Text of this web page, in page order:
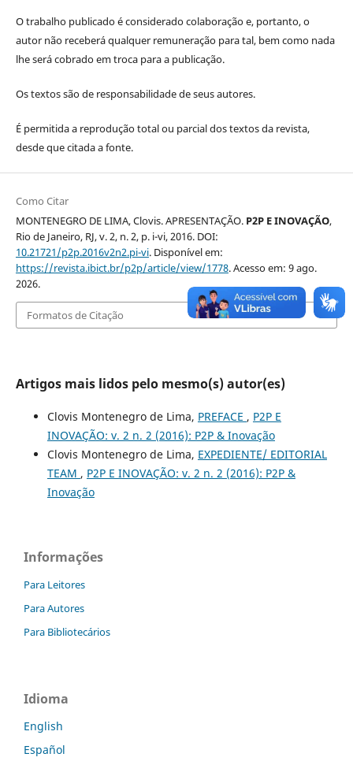
O trabalho publicado é considerado colaboração e, portanto, o
autor não receberá qualquer remuneração para tal, bem como nada
lhe será cobrado em troca para a publicação.
Os textos são de responsabilidade de seus autores.
É permitida a reprodução total ou parcial dos textos da revista,
desde que citada a fonte.
Como Citar
MONTENEGRO DE LIMA, Clovis. APRESENTAÇÃO. P2P E INOVAÇÃO,
Rio de Janeiro, RJ, v. 2, n. 2, p. i-vi, 2016. DOI:
10.21721/p2p.2016v2n2.pi-vi. Disponível em:
https://revista.ibict.br/p2p/article/view/1778. Acesso em: 9 ago.
2026.
Formatos de Citação
Artigos mais lidos pelo mesmo(s) autor(es)
Clovis Montenegro de Lima, PREFACE , P2P E
INOVAÇÃO: v. 2 n. 2 (2016): P2P & Inovação
Clovis Montenegro de Lima, EXPEDIENTE/ EDITORIAL
TEAM , P2P E INOVAÇÃO: v. 2 n. 2 (2016): P2P &
Inovação
Informações
Para Leitores
Para Autores
Para Bibliotecários
Idioma
English
Español